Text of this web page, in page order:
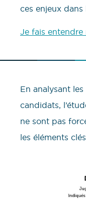
ces enjeux
Je fais entendre
En analysant
candidats,
ne sont pas
les éléments